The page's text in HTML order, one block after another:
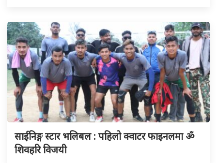
साईनिङ्ग स्टार भलिबल : पहिलो क्वाटर फाइनलमा ॐ
शिवहरि विजयी